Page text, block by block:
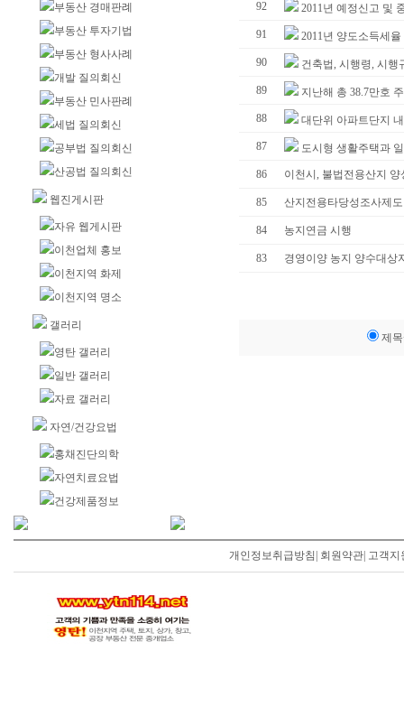
부동산 경매판례
부동산 투자기법
부동산 형사사례
개발 질의회신
부동산 민사판례
세법 질의회신
공부법 질의회신
산공법 질의회신
웹진게시판
자유 웹게시판
이천업체 홍보
이천지역 화제
이천지역 명소
갤러리
영탄 갤러리
일반 갤러리
자료 갤러리
자연/건강요법
홍채진단의학
자연치료요법
건강제품정보
92 2011년 예정신고 및
91 2011년 양도소득세율
90 건축법, 시행령, 시행
89 지난해 총 38.7만호
88 대단위 아파트단지
87 도시형 생활주택과
86 이천시, 불법전용산지
85 산지전용타당성조사제
84 농지연금 시행
83 경영이양 농지 양수대상
제
개인정보취급방침 회원약관| 고객지